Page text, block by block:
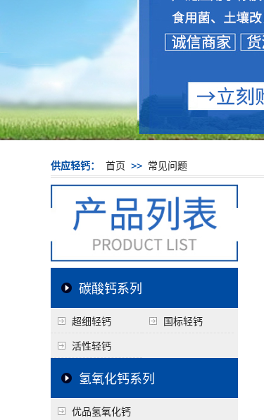
供应轻钙： 首页 >> 常见问题
碳酸钙系列
超细轻钙
国标轻钙
活性轻钙
氢氧化钙系列
优品氢氧化钙